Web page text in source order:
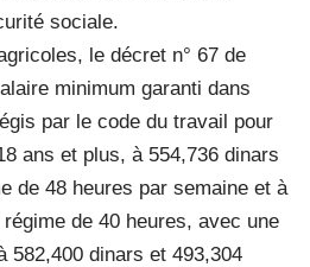
sociale.
le décret n° 67 de
minimum garanti dans
par le code du travail pour
ans et plus, à 554,736 dinars
de 48 heures par semaine et à
de 40 heures, avec une
582,400 dinars et 493,304